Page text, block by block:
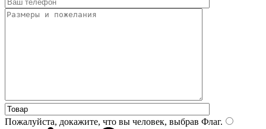
Пожалуйста, докажите, что вы человек, выбрав Флаг.